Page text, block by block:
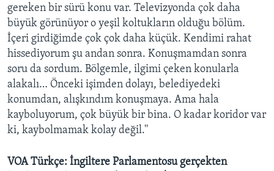
gereken bir sürü konu var. Televizyonda çok daha
büyük görünüyor o yeşil koltukların olduğu bölüm.
İçeri girdiğimde çok çok daha küçük. Kendimi rahat
hissediyorum şu andan sonra. Konuşmamdan sonra
soru da sordum. Bölgemle, ilgimi çeken konularla
alakalı… Önceki işimden dolayı, belediyedeki
konumdan, alışkındım konuşmaya. Ama hala
kayboluyorum, çok büyük bir bina. O kadar koridor var
ki, kaybolmamak kolay değil.''
VOA Türkçe: İngiltere Parlamentosu gerçekten